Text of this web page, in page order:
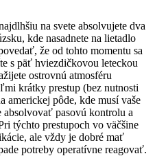
na svete absolvujete dva
kde nasadnete na lietadlo
že od tohto momentu sa
s päť hviezdičkovou leteckou
ostrovnú atmosféru
krátky prestup (bez nutnosti
americkej pôde, kde musí vaše
pasovú kontrolu a
týchto prestupoch vo väčšine
ale vždy je dobré mať
potreby operatívne reagovať.